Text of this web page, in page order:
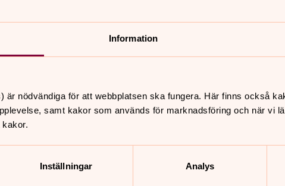
Information
är nödvändiga för att webbplatsen ska fungera. Här finns också
samt kakor som används för marknadsföring och när vi
Inställningar Analys
Idag får vi möta Karina Nahlbom,
kopian av Thorvaldsens jesusstaty
hon bär med sig genom denna.
denna tjugoförsta söndagen efter